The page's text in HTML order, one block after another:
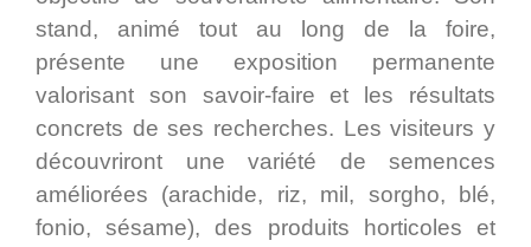
stand, animé tout au long de la foire,
présente une exposition permanente
valorisant son savoir-faire et les résultats
concrets de ses recherches. Les visiteurs y
découvriront une variété de semences
améliorées (arachide, riz, mil, sorgho, blé,
fonio, sésame), des produits horticoles et